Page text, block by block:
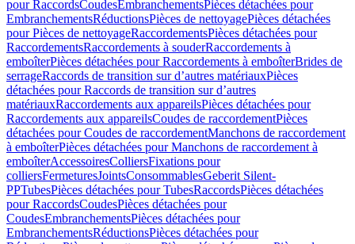
pour RaccordsCoudesEmbranchementsPièces détachées pour
EmbranchementsRéductionsPièces de nettoyagePièces détachées
pour Pièces de nettoyageRaccordementsPièces détachées pour
RaccordementsRaccordements à souderRaccordements à
emboîterPièces détachées pour Raccordements à emboîterBrides de
serrageRaccords de transition sur d’autres matériauxPièces
détachées pour Raccords de transition sur d’autres
matériauxRaccordements aux appareilsPièces détachées pour
Raccordements aux appareilsCoudes de raccordementPièces
détachées pour Coudes de raccordementManchons de raccordement
à emboîterPièces détachées pour Manchons de raccordement à
emboîterAccessoiresColliersFixations pour
colliersFermeturesJointsConsommablesGeberit Silent-
PPTubesPièces détachées pour TubesRaccordsPièces détachées
pour RaccordsCoudesPièces détachées pour
CoudesEmbranchementsPièces détachées pour
EmbranchementsRéductionsPièces détachées pour